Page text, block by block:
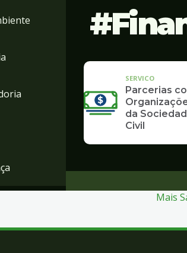
SERVICO
Parcerias
da
Civil
Mais